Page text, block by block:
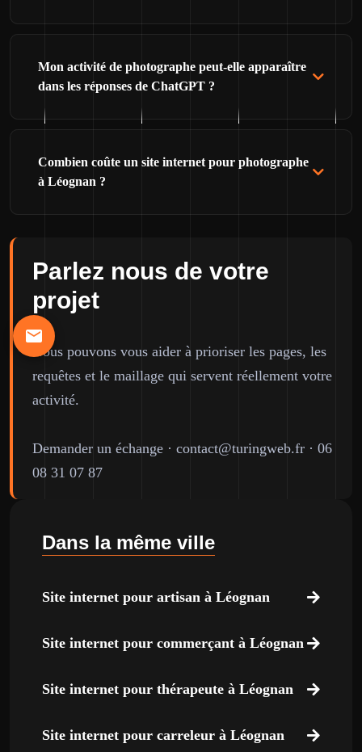
Mon activité de photographe peut-elle apparaître
dans les réponses de ChatGPT ?
Combien coûte un site internet pour photographe
à Léognan ?
Parlez nous de votre
projet
Nous pouvons vous aider à prioriser les pages, les
requêtes et le maillage qui servent réellement votre
activité.
Demander un échange · contact@turingweb.fr · 06
08 31 07 87
Dans la même ville
Site internet pour artisan à Léognan
Site internet pour commerçant à Léognan
Site internet pour thérapeute à Léognan
Site internet pour carreleur à Léognan